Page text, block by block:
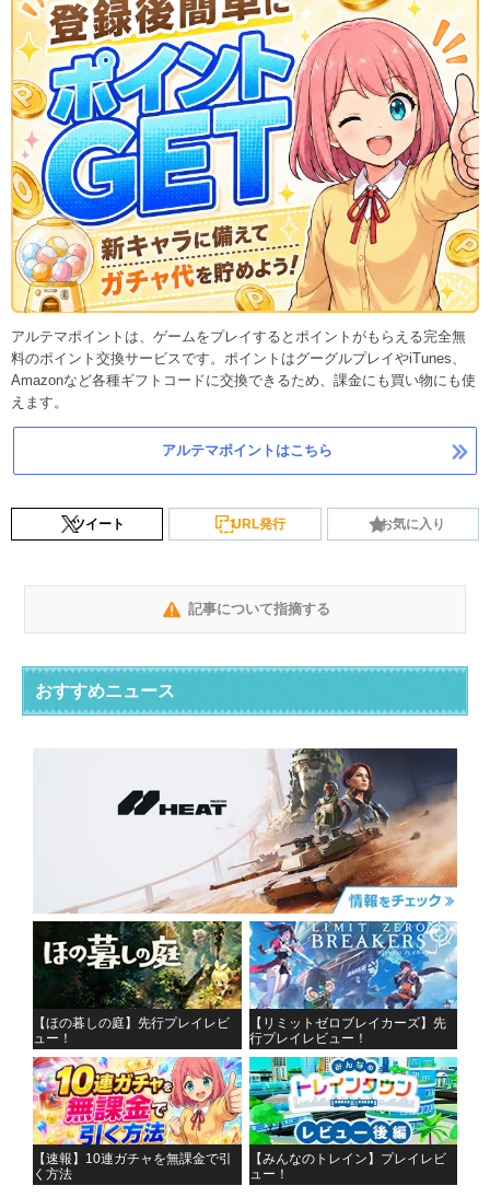
アルテマポイントは、ゲームをプレイするとポイントがもらえる完全無
料のポイント交換サービスです。ポイントはグーグルプレイやiTunes、
Amazonなど各種ギフトコードに交換できるため、課金にも買い物にも使
えます。
アルテマポイントはこちら
ツイート URL発行 お気に入り
記事について指摘する
おすすめニュース
【ほの暮しの庭】先行プレイレビ
ュー！
【リミットゼロブレイカーズ】先
行プレイレビュー！
【速報】10連ガチャを無課金で引
く方法
【みんなのトレイン】プレイレビ
ュー！